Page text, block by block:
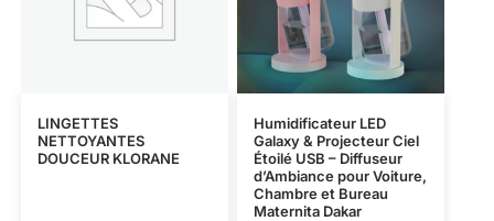
LINGETTES
NETTOYANTES
DOUCEUR KLORANE
Humidificateur LED
Galaxy & Projecteur Ciel
Étoilé USB – Diffuseur
d’Ambiance pour Voiture,
Chambre et Bureau
Maternita Dakar